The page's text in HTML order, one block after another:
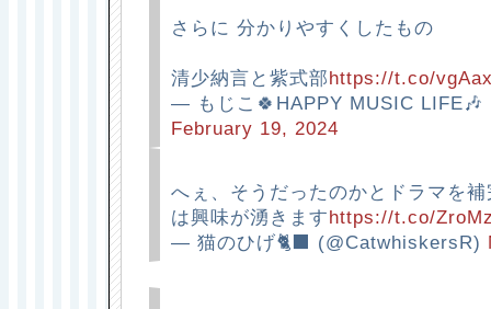
さらに 分かりやすくしたもの
清少納言と紫式部https://t.co/
— もじこ🍀HAPPY MUSIC
February 19, 2024
へぇ、そうだったのかとドラマを
は興味が湧きますhttps://t.co/
— 猫のひげ🐈‍⬛ (@CatwhiskersR)